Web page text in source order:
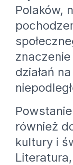
Polaków,
działań
również
kultury i